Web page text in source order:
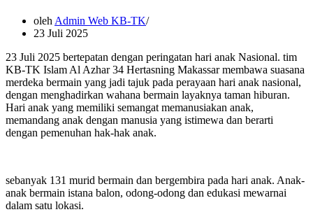
oleh Admin Web KB-TK
23 Juli 2025
23 Juli 2025 bertepatan dengan peringatan hari anak Nasional. tim
KB-TK Islam Al Azhar 34 Hertasning Makassar membawa suasana
merdeka bermain yang jadi tajuk pada perayaan hari anak nasional,
dengan menghadirkan wahana bermain layaknya taman hiburan.
Hari anak yang memiliki semangat memanusiakan anak,
memandang anak dengan manusia yang istimewa dan berarti
dengan pemenuhan hak-hak anak.
sebanyak 131 murid bermain dan bergembira pada hari anak. Anak-
anak bermain istana balon, odong-odong dan edukasi mewarnai
dalam satu lokasi.